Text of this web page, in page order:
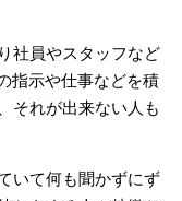
社員やスタッフなど
指示や仕事などを積
それが出来ない人も
いて何も聞かずにず